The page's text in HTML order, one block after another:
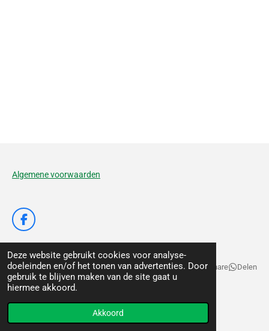
Deze website gebruikt cookies voor analyse-
doeleinden en/of het tonen van advertenties. Door
gebruik te blijven maken van de site gaat u
hiermee akkoord.
Akkoord
Algemene voorwaarden
F
a
c
e
b
o
o
k
Delen Deel Share Delen
© 2020 - 2026 De Voedertuyn